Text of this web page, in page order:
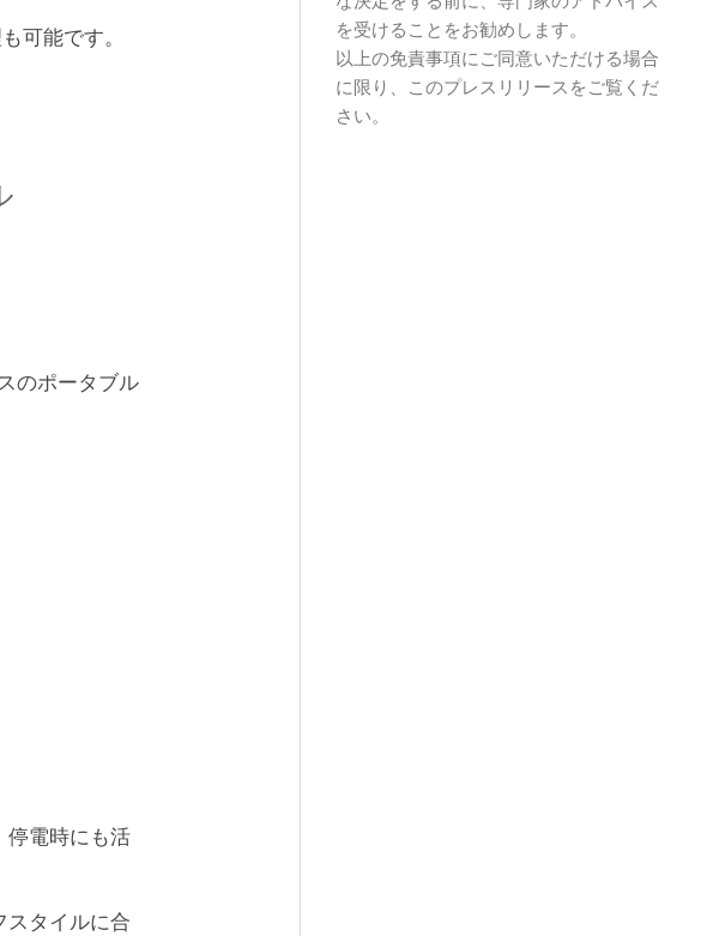
可能です。
のポータブル
停電時にも活
スタイルに合
を受けることをお勧めします。
以上の免責事項にご同意いただける場合
に限り、このプレスリリースをご覧くだ
さい。